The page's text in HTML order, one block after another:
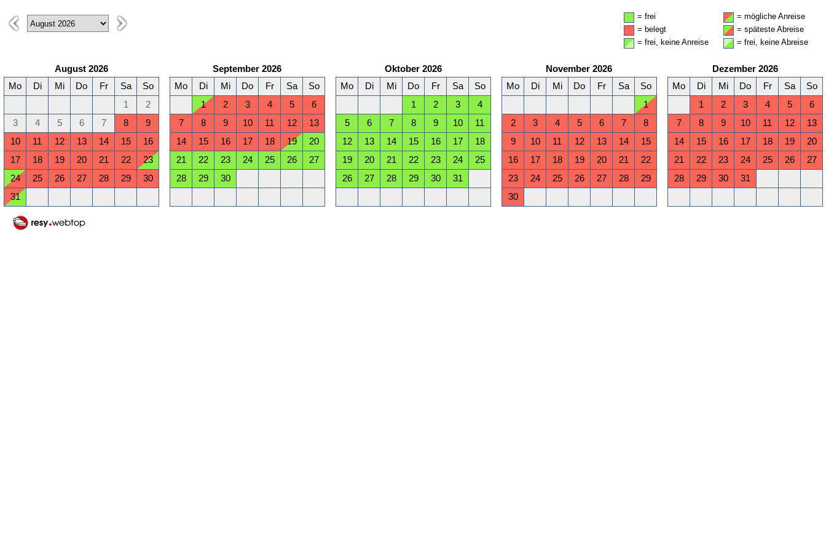
= frei
= mögliche Anreise
= belegt
= späteste Abreise
= frei, keine Anreise
= frei, keine Abreise
August 2026
Mo
Di Mi Do Fr Sa
So
1
2
3
4 5 6 7 8
9
10
11 12 13 14 15
16
17
18 19 20 21 22
23
24
25 26 27 28 29
30
31
September 2026
Mo
Di Mi Do Fr Sa
So
1
2 3 4 5
6
7
8 9 10 11 12
13
14
15 16 17 18 19
20
21
22 23 24 25 26
27
28
29 30
Oktober 2026
Mo
Di Mi Do Fr Sa
So
1
2 3
4
5
6 7 8 9 10
11
12
13 14 15 16 17
18
19
20 21 22 23 24
25
26
27 28 29 30 31
November 2026
Mo
Di Mi Do Fr Sa
So
1
2
3 4 5 6 7
8
9
10 11 12 13 14
15
16
17 18 19 20 21
22
23
24 25 26 27 28
29
30
Dezember 2026
Mo
Di Mi Do Fr Sa
So
1
2 3 4 5
6
7
8 9 10 11 12
13
14
15 16 17 18 19
20
21
22 23 24 25 26
27
28
29 30 31